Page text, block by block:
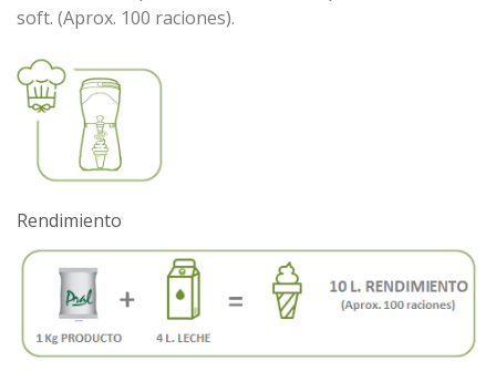
soft. (Aprox. 100 raciones).
Rendimiento